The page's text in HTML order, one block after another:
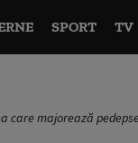
SPORT TV
care majorează